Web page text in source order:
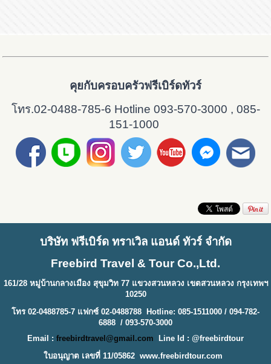
คุยกับครอบครัวฟรีเบิร์ดทัวร์
โทร.02-0488-785-6 Hotline 093-570-3000 , 085-
151-1000
บริษัท ฟรีเบิร์ด ทราเวิล แอนด์ ทัวร์ จำกัด
Freebird Travel & Tour Co.,Ltd.
161/28 หมู่บ้านกลางเมือง สุขุมวิท 77 แขวงสวนหลวง เขตสวนหลวง กรุงเทพฯ
10250
โทร 02-0488785-7 แฟกซ์ 02-0488788 Hotline: 085-1511000 / 094-782-
6888 / 093-570-3000
Email : freebirdtravel@gmail.com
Line Id : @freebirdtour
ใบอนุญาต เลขที่ 11/05862 www.freebirdtour.com